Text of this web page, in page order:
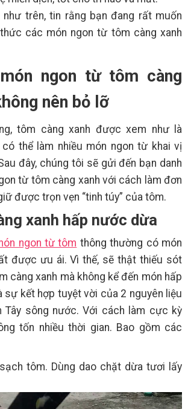
trên, tin rằng bạn đang rất muốn
các món ngon từ tôm càng xanh
ngon từ tôm càng
nên bỏ lỡ
tôm càng xanh được xem như là
có thể làm nhiều món ngon từ khai vị
đây, chúng tôi sẽ gửi đến bạn danh
từ tôm càng xanh với cách làm đơn
được trọn vẹn “tinh túy” của tôm.
xanh hấp nước dừa
ngon từ tôm thông thường có món
được ưu ái. Vì thế, sẽ thật thiếu sót
càng xanh mà không kể đến món hấp
sự kết hợp tuyệt vời của 2 nguyên liệu
Tây sông nước. Với cách làm cực kỳ
tốn nhiều thời gian. Bao gồm các
tôm. Dùng dao chặt dừa tươi lấy